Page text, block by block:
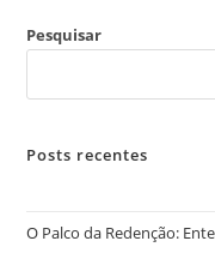
Pesquisar
Posts recentes
O Palco da Redenção: